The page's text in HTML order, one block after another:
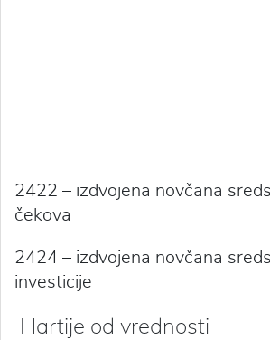
2422 – izdvojena novčana
čekova
2424 – izdvojena novčana
investicije
Hartije od vrednosti